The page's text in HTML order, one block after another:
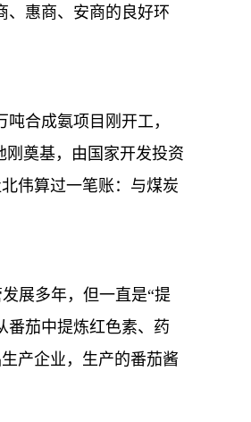
、惠商、安商的良好环
合成氨项目刚开工，
奠基，由国家开发投资
伟算过一笔账：与煤炭
展多年，但一直是“提
番茄中提炼红色素、药
产企业，生产的番茄酱